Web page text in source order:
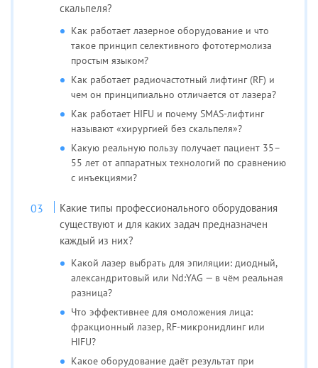
скальпеля?
Как работает лазерное оборудование и что
такое принцип селективного фототермолиза
простым языком?
Как работает радиочастотный лифтинг (RF) и
чем он принципиально отличается от лазера?
Как работает HIFU и почему SMAS-лифтинг
называют «хирургией без скальпеля»?
Какую реальную пользу получает пациент 35–
55 лет от аппаратных технологий по сравнению
с инъекциями?
Какие типы профессионального оборудования
существуют и для каких задач предназначен
каждый из них?
Какой лазер выбрать для эпиляции: диодный,
александритовый или Nd:YAG — в чём реальная
разница?
Что эффективнее для омоложения лица:
фракционный лазер, RF-микронидлинг или
HIFU?
Какое оборудование даёт результат при